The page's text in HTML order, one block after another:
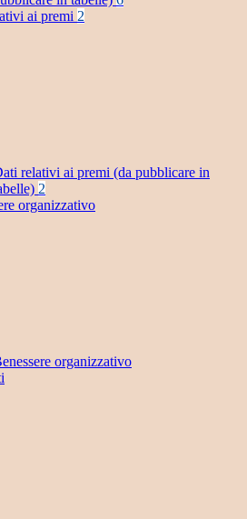
ai premi 2
relativi ai premi (da pubblicare in
2
organizzativo
organizzativo